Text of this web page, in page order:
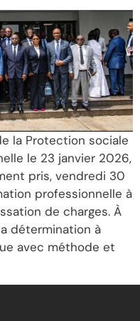
la Protection sociale
le 23 janvier 2026,
pris, vendredi 30
professionnelle à
de charges. À
détermination à
avec méthode et